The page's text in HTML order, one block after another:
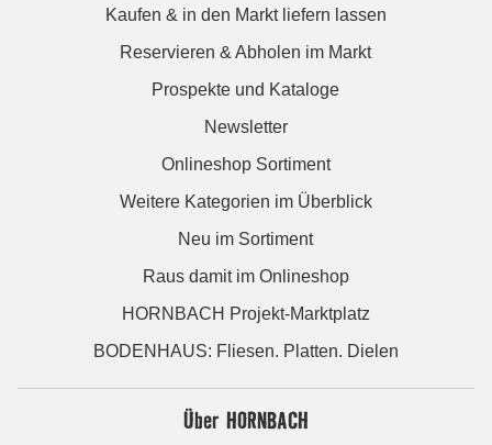
Kaufen & in den Markt liefern lassen
Reservieren & Abholen im Markt
Prospekte und Kataloge
Newsletter
Onlineshop Sortiment
Weitere Kategorien im Überblick
Neu im Sortiment
Raus damit im Onlineshop
HORNBACH Projekt-Marktplatz
BODENHAUS: Fliesen. Platten. Dielen
Über HORNBACH